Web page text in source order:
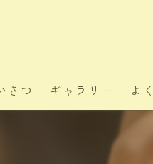
さつ ギャラリー よ